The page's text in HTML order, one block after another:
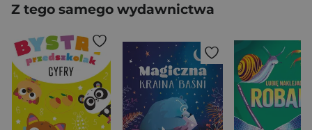
Z tego samego wydawnictwa